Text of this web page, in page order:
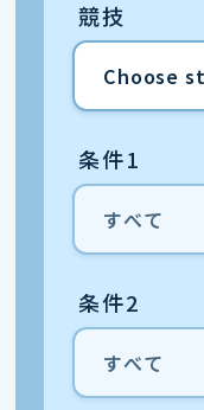
競技
条件1
条件2